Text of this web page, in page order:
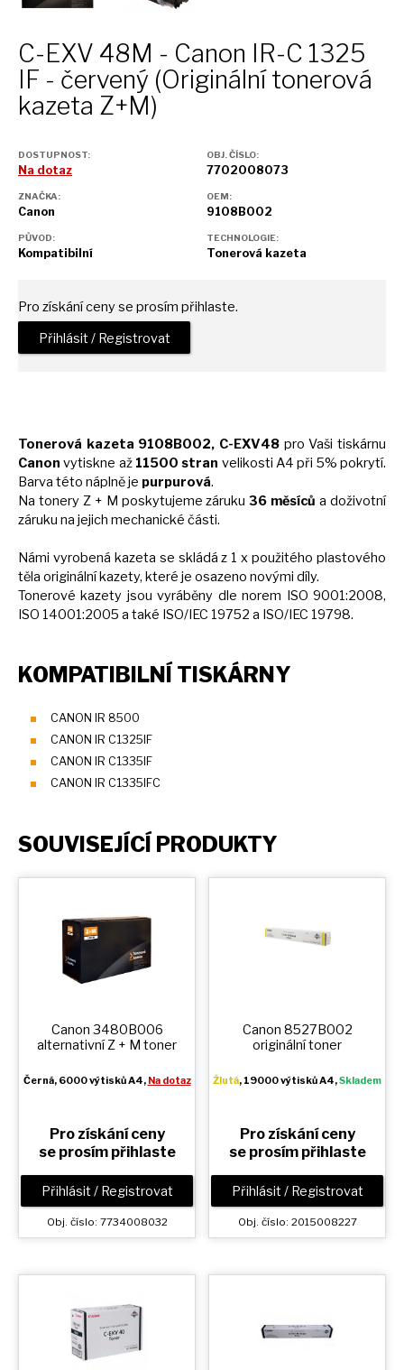
C-EXV 48M - Canon IR-C 1325
IF - červený (Originální tonerová
kazeta Z+M)
DOSTUPNOST:
Na dotaz
OBJ. ČÍSLO:
7702008073
ZNAČKA:
Canon
OEM:
9108B002
PŮVOD:
Kompatibilní
TECHNOLOGIE:
Tonerová kazeta
Pro získání ceny se prosím přihlaste.
Přihlásit / Registrovat
Tonerová kazeta 9108B002, C-EXV48 pro Vaši tiskárnu
Canon vytiskne až 11500 stran velikostiA4při 5% pokrytí.
Barva této náplněje purpurová.
Na tonery Z + M poskytujeme záruku36 měsíců adoživotní
záruku na jejich mechanické části.
Námi vyrobená kazeta se skládá z 1xpoužitého plastového
těla originální kazety, které je osazeno novými díly.
Tonerové kazety jsou vyráběny dle norem ISO 9001:2008,
ISO 14001:2005 a také ISO/IEC 19752 a ISO/IEC 19798.
KOMPATIBILNÍ TISKÁRNY
CANON IR 8500
CANON IR C1325IF
CANON IR C1335IF
CANON IR C1335IFC
SOUVISEJÍCÍ PRODUKTY
Canon 3480B006
alternativníZ + M toner
Černá, 6000 výtisků A4, Na dotaz
Pro získání ceny
se prosím přihlaste
Přihlásit / Registrovat
Obj. číslo: 7734008032
Canon 8527B002
originální toner
Žlutá, 19000 výtisků A4,Skladem
Pro získání ceny
se prosím přihlaste
Přihlásit / Registrovat
Obj. číslo: 2015008227